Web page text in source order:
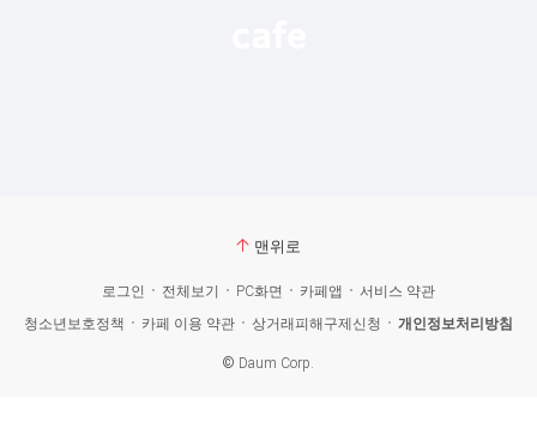
맨위로
로그인 전체보기 PC화면 카페앱
서비스 약관
청소년보호정책
카페 이용 약관 상거래피해구제신청 개인정보처리방침
© Daum Corp.